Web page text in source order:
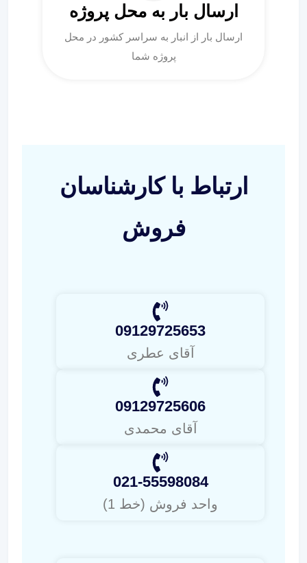
ارسال بار به محل پروژه
ارسال بار از انبار به سراسر کشور در محل
پروژه شما
ارتباط با کارشناسان
فروش
09129725653
آقای عطری
09129725606
آقای محمدی
021-55598084
واحد فروش (خط 1)